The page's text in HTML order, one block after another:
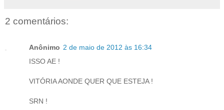
2 comentários:
Anônimo 2 de maio de 2012 às 16:34
ISSO AE !
VITÓRIA AONDE QUER QUE ESTEJA !
SRN !